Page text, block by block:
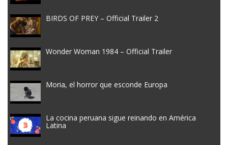
BIRDS OF PREY – Official Trailer 2
Wonder Woman 1984 – Official Trailer
Moria, el horror que esconde Europa
La cocina peruana sigue reinando en América
Latina